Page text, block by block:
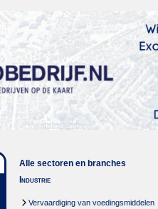
Alle sectoren en branches
Industrie
Vervaardiging van voedingsmiddelen